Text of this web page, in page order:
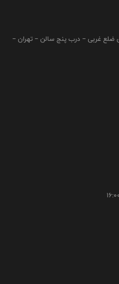
ضلع غربی – درب پنج سالن – تهران –